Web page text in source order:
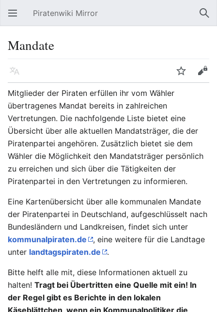
Hauptmenü öffnen Piratenwiki Mirror
Mandate
Sprache Beobachten
Bearbeiten
Mitglieder der Piraten erfüllen ihr vom Wähler
übertragenes Mandat bereits in zahlreichen
Vertretungen. Die nachfolgende Liste bietet eine
Übersicht über alle aktuellen Mandatsträger, die der
Piratenpartei angehören. Zusätzlich bietet sie dem
Wähler die Möglichkeit den Mandatsträger persönlich
zu erreichen und sich über die Tätigkeiten der
Piratenpartei in den Vertretungen zu informieren.
Eine Kartenübersicht über alle kommunalen Mandate
der Piratenpartei in Deutschland, aufgeschlüsselt nach
Bundesländern und Landkreisen, findet sich unter
kommunalpiraten.de
, eine weitere für die Landtage
unter landtagspiraten.de .
Bitte helft alle mit, diese Informationen aktuell zu
halten! Tragt bei Übertritten eine Quelle mit ein! In
der Regel gibt es Berichte in den lokalen
Käseblättchen, wenn ein Kommunalpolitiker die